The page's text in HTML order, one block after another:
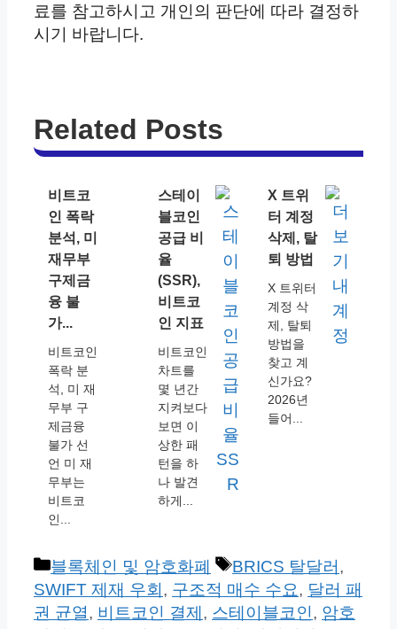
료를 참고하시고 개인의 판단에 따라 결정하
시기 바랍니다.
Related Posts
비트코
인 폭락
분석, 미
재무부
구제금
융 불
가...
비트코인
폭락 분
석, 미 재
무부 구
제금융
불가 선
언 미 재
무부는
비트코
인...
스테이
블코인
공급 비
율
(SSR),
비트코
인 지표
비트코인
차트를
몇 년간
지켜보다
보면 이
상한 패
턴을 하
나 발견
하게...
X 트위
터 계정
삭제, 탈
퇴 방법
X 트위터
계정 삭
제, 탈퇴
방법을
찾고 계
신가요?
2026년
들어...
카
테
고
블록체인 및 암호화폐
태
그
BRICS 탈달러,
SWIFT 제재 우회, 구조적 매수 수요, 달러 패
권 균열, 비트코인 결제, 스테이블코인, 암호